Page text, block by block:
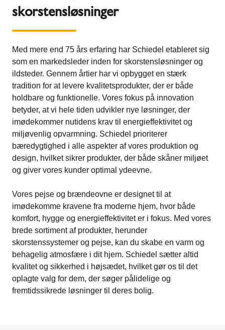
skorstensløsninger
Med mere end 75 års erfaring har Schiedel etableret sig
som en markedsleder inden for skorstensløsninger og
ildsteder. Gennem årtier har vi opbygget en stærk
tradition for at levere kvalitetsprodukter, der er både
holdbare og funktionelle. Vores fokus på innovation
betyder, at vi hele tiden udvikler nye løsninger, der
imødekommer nutidens krav til energieffektivitet og
miljøvenlig opvarmning. Schiedel prioriterer
bæredygtighed i alle aspekter af vores produktion og
design, hvilket sikrer produkter, der både skåner miljøet
og giver vores kunder optimal ydeevne.
Vores pejse og brændeovne er designet til at
imødekomme kravene fra moderne hjem, hvor både
komfort, hygge og energieffektivitet er i fokus. Med vores
brede sortiment af produkter, herunder
skorstenssystemer og pejse, kan du skabe en varm og
behagelig atmosfære i dit hjem. Schiedel sætter altid
kvalitet og sikkerhed i højsædet, hvilket gør os til det
oplagte valg for dem, der søger pålidelige og
fremtidssikrede løsninger til deres bolig.